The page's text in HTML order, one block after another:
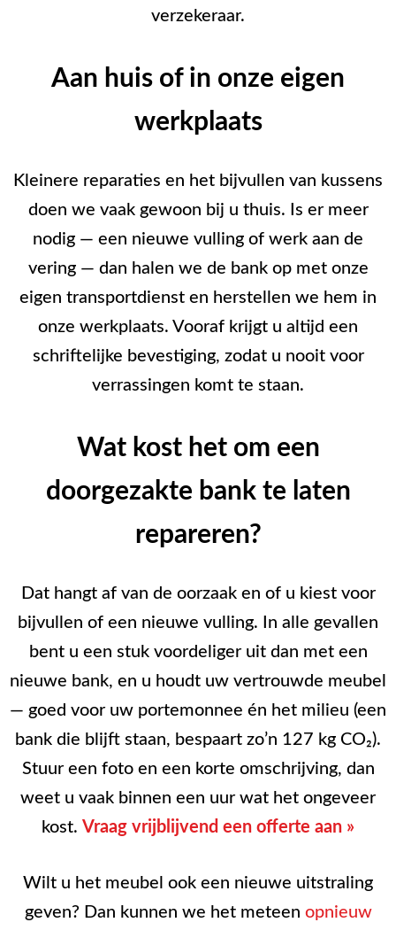
verzekeraar.
Aan huis of in onze eigen
werkplaats
Kleinere reparaties en het bijvullen van kussens
doen we vaak gewoon bij u thuis. Is er meer
nodig — een nieuwe vulling of werk aan de
vering — dan halen we de bank op met onze
eigen transportdienst en herstellen we hem in
onze werkplaats. Vooraf krijgt u altijd een
schriftelijke bevestiging, zodat u nooit voor
verrassingen komt te staan.
Wat kost het om een
doorgezakte bank te laten
repareren?
Dat hangt af van de oorzaak en of u kiest voor
bijvullen of een nieuwe vulling. In alle gevallen
bent u een stuk voordeliger uit dan met een
nieuwe bank, en u houdt uw vertrouwde meubel
— goed voor uw portemonnee én het milieu (een
bank die blijft staan, bespaart zo’n 127 kg CO₂).
Stuur een foto en een korte omschrijving, dan
weet u vaak binnen een uur wat het ongeveer
kost. Vraag vrijblijvend een offerte aan »
Wilt u het meubel ook een nieuwe uitstraling
geven? Dan kunnen we het meteen opnieuw